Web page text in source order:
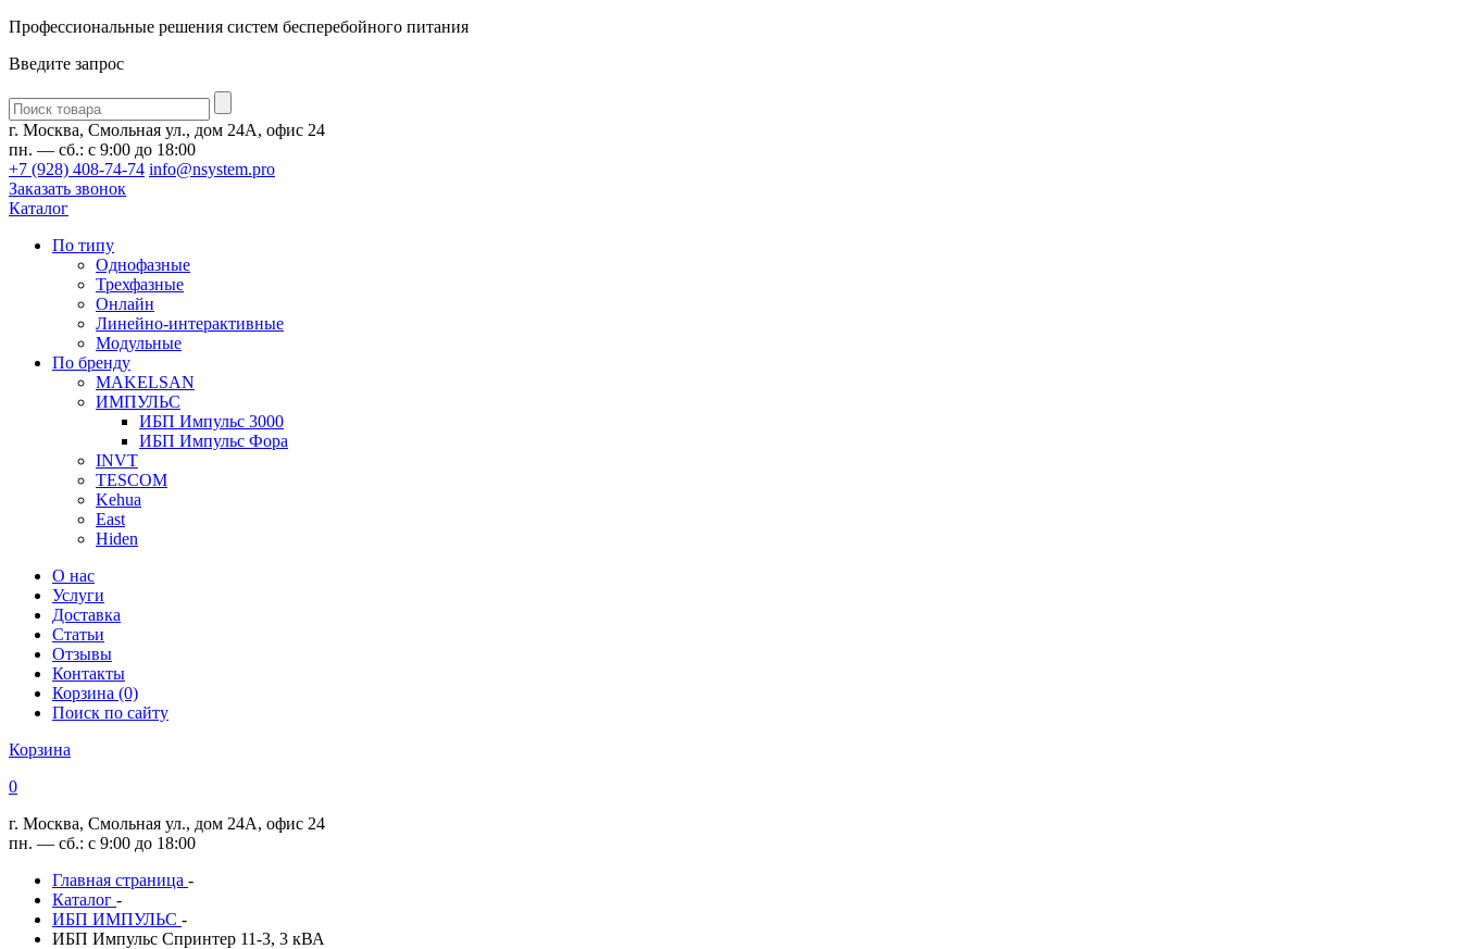
Профессиональные решения систем бесперебойного питания
Введите запрос
Введите
запрос
г. Москва, Смольная ул., дом 24А, офис 24
пн. — сб.: с 9:00 до 18:00
+7 (928) 408-74-74 info@nsystem.pro
Заказать звонок
Каталог
По типу
Однофазные
Трехфазные
Онлайн
Линейно-интерактивные
Модульные
По бренду
MAKELSAN
ИМПУЛЬС
ИБП Импульс 3000
ИБП Импульс Фора
INVT
TESCOM
Kehua
East
Hiden
О нас
Услуги
Доставка
Статьи
Отзывы
Контакты
Корзина (0)
Поиск по сайту
Корзина
0
г. Москва, Смольная ул., дом 24А, офис 24
пн. — сб.: с 9:00 до 18:00
Главная страница -
Каталог -
ИБП ИМПУЛЬС -
ИБП Импульс Спринтер 11-3, 3 кВА